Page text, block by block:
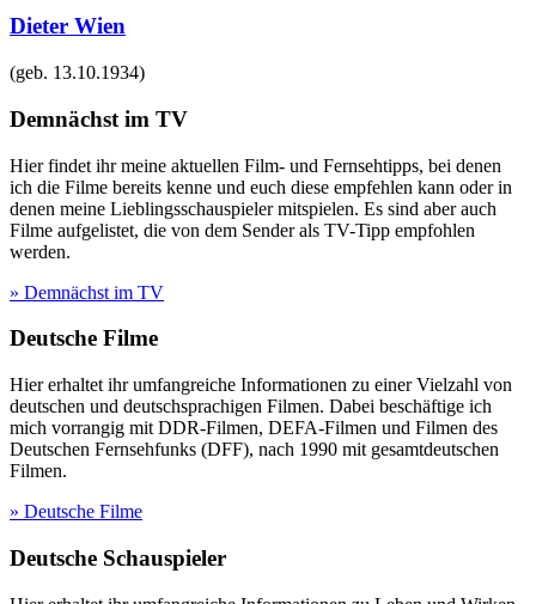
Dieter Wien
(geb. 13.10.1934)
Demnächst im TV
Hier findet ihr meine aktuellen Film- und Fernsehtipps, bei denen
ich die Filme bereits kenne und euch diese empfehlen kann oder in
denen meine Lieblingsschauspieler mitspielen. Es sind aber auch
Filme aufgelistet, die von dem Sender als TV-Tipp empfohlen
werden.
» Demnächst im TV
Deutsche Filme
Hier erhaltet ihr umfangreiche Informationen zu einer Vielzahl von
deutschen und deutschsprachigen Filmen. Dabei beschäftige ich
mich vorrangig mit DDR-Filmen, DEFA-Filmen und Filmen des
Deutschen Fernsehfunks (DFF), nach 1990 mit gesamtdeutschen
Filmen.
» Deutsche Filme
Deutsche Schauspieler